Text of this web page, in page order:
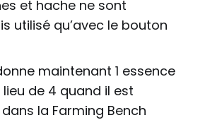
et hache ne sont
utilisé qu’avec le bouton
maintenant 1 essence
de 4 quand il est
la Farming Bench